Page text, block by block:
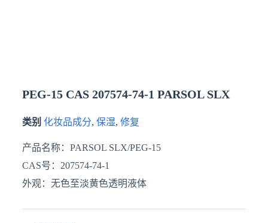
PEG-15 CAS 207574-74-1 PARSOL SLX
类别 化妆品成分, 保湿, 修复
产品名称：PARSOL SLX/PEG-15
CAS号：207574-74-1
外观：无色至淡黄色透明液体